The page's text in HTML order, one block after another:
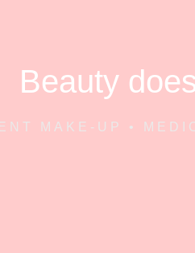
Beauty
MAKE-UP •